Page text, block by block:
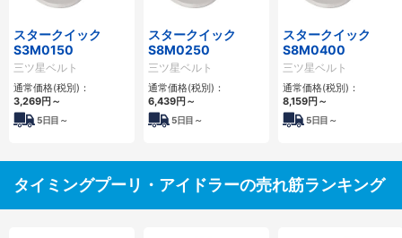
スタークイック
S3M0150
三ツ星ベルト
通常価格(税別)：
3,269円 ～
5日目～
スタークイック
S8M0250
三ツ星ベルト
通常価格(税別)：
6,439円 ～
5日目～
スタークイック
S8M0400
三ツ星ベルト
通常価格(税別)：
8,159円 ～
5日目～
タイミングプーリ・アイドラーの売れ筋ランキング